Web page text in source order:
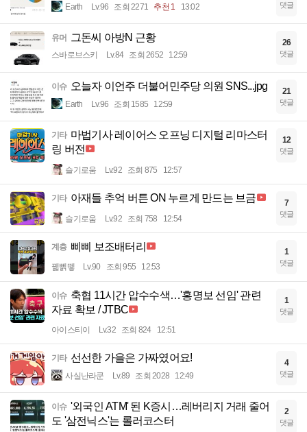
Earth Lv.96 조회 2271 추천 1 13:02 댓글
유머 그돈씨 아방N 근황
스바로브스키 Lv.84 조회 2652 12:59
26
댓글
이슈 오늘자 이언주 더불어민주당 의원 SNS...jpg
Earth Lv.96 조회 1585 12:59
21
댓글
기타 마법기사 레이어스 오프닝 디지털 리마스터
링 버전
슬기로움 Lv.92 조회 875 12:57
12
댓글
기타 아재들 추억 버튼 ON 누르게 만드는 브금
슬기로움 Lv.92 조회 758 12:54
7
댓글
계층 삐삐 보조배터리
꿻뻵뗗 Lv.90 조회 955 12:53
1
댓글
이슈 축협 11시간 압수수색…'홍명보 선임' 관련
자료 확보 / JTBC
아이스티이 Lv.32 조회 824 12:51
1
댓글
기타 선선한 가을은 가짜였어요!
사실난라쿤 Lv.89 조회 2028 12:49
4
댓글
이슈 '외국인 ATM' 된 K증시…레버리지 거래 줄어
도 '삼전닉스'는 롤러코스터
2
댓글